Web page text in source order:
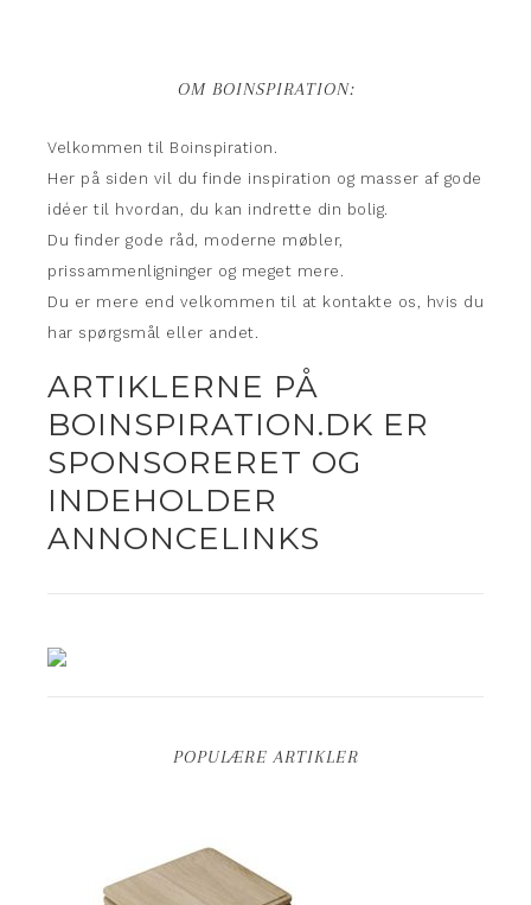
OM BOINSPIRATION:
Velkommen til Boinspiration.
Her på siden vil du finde inspiration og masser af gode
idéer til hvordan, du kan indrette din bolig.
Du finder gode råd, moderne møbler,
prissammenligninger og meget mere.
Du er mere end velkommen til at kontakte os, hvis du
har spørgsmål eller andet.
ARTIKLERNE PÅ
BOINSPIRATION.DK ER
SPONSORERET OG
INDEHOLDER
ANNONCELINKS
POPULÆRE ARTIKLER